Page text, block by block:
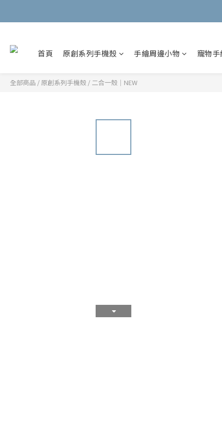
首頁 原創系列手機殼 手繪周邊小物 寵物
全部商品 /原創系列手機殼 / 二合一殼｜NEW